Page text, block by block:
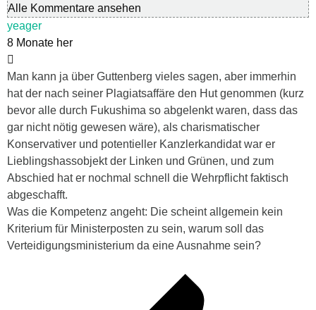
Alle Kommentare ansehen
yeager
8 Monate her
Man kann ja über Guttenberg vieles sagen, aber immerhin
hat der nach seiner Plagiatsaffäre den Hut genommen (kurz
bevor alle durch Fukushima so abgelenkt waren, dass das
gar nicht nötig gewesen wäre), als charismatischer
Konservativer und potentieller Kanzlerkandidat war er
Lieblingshassobjekt der Linken und Grünen, und zum
Abschied hat er nochmal schnell die Wehrpflicht faktisch
abgeschafft.
Was die Kompetenz angeht: Die scheint allgemein kein
Kriterium für Ministerposten zu sein, warum soll das
Verteidigungsministerium da eine Ausnahme sein?